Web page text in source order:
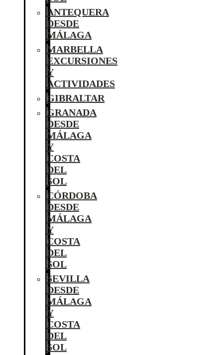
ANTEQUERA
DESDE
MÁLAGA
MARBELLA
EXCURSIONES
Y
ACTIVIDADES
GIBRALTAR
GRANADA
DESDE
MÁLAGA
Y
COSTA
DEL
SOL
CÓRDOBA
DESDE
MÁLAGA
Y
COSTA
DEL
SOL
SEVILLA
DESDE
MÁLAGA
Y
COSTA
DEL
SOL